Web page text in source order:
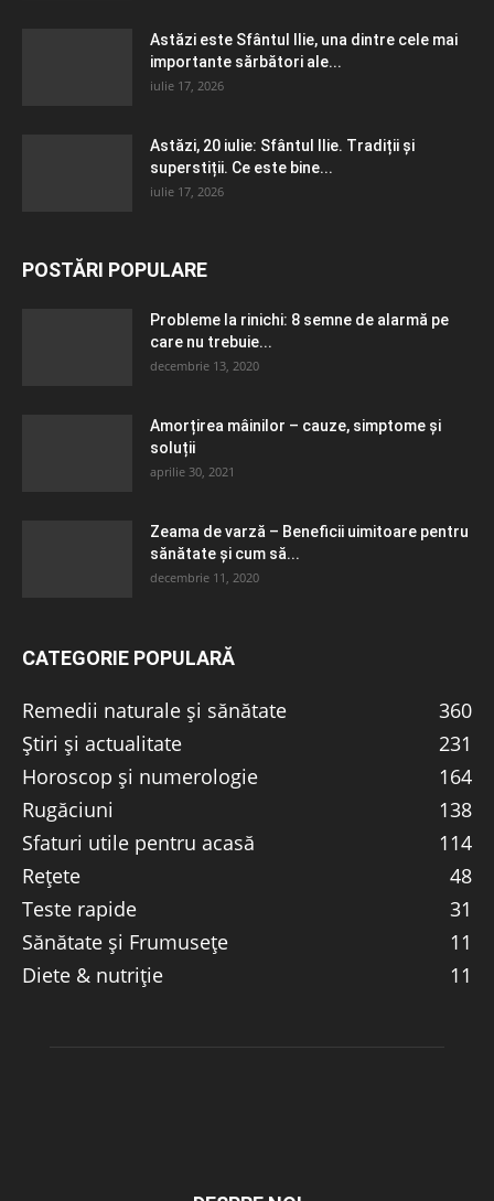
Astăzi este Sfântul Ilie, una dintre cele mai
importante sărbători ale...
iulie 17, 2026
Astăzi, 20 iulie: Sfântul Ilie. Tradiții și
superstiții. Ce este bine...
iulie 17, 2026
POSTĂRI POPULARE
Probleme la rinichi: 8 semne de alarmă pe
care nu trebuie...
decembrie 13, 2020
Amorțirea mâinilor – cauze, simptome și
soluții
aprilie 30, 2021
Zeama de varză – Beneficii uimitoare pentru
sănătate și cum să...
decembrie 11, 2020
CATEGORIE POPULARĂ
Remedii naturale și sănătate
360
Știri și actualitate
231
Horoscop și numerologie
164
Rugăciuni
138
Sfaturi utile pentru acasă
114
Rețete
48
Teste rapide
31
Sănătate și Frumusețe
11
Diete & nutriție
11